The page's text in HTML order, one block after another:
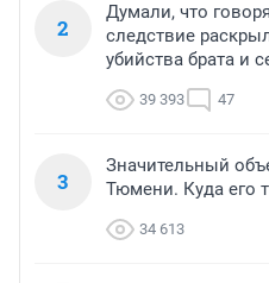
2
Думали, что
следствие
убийства брата и
39 393 47
3
Значительный
Тюмени. Куда его
34 613